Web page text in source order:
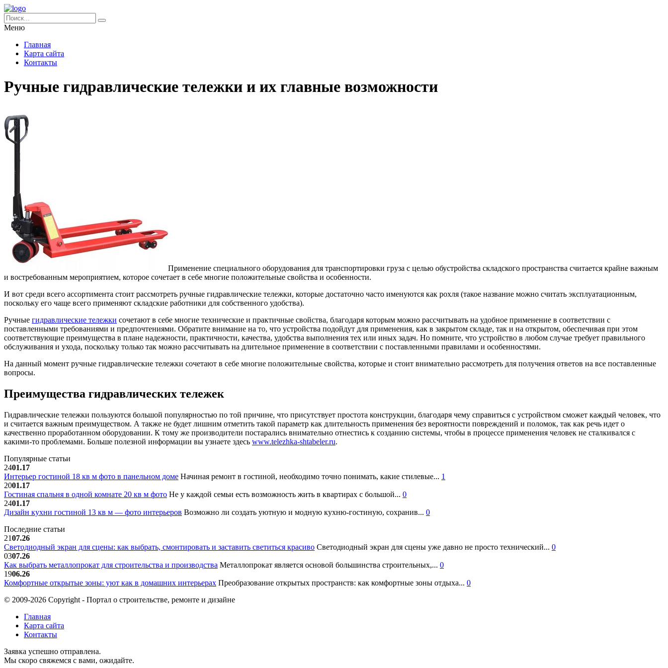
Меню
Главная
Карта сайта
Контакты
Ручные гидравлические тележки и их главные возможности
Применение специального оборудования для транспортировки груза с целью обустройства складского пространства считается крайне важным
и востребованным мероприятием, которое сочетает в себе многие положительные свойства и особенности.
И вот среди всего ассортимента стоит рассмотреть ручные гидравлические тележки, которые достаточно часто именуются как рохля (такое название можно считать эксплуатационным,
поскольку его чаще всего применяют складские работники для собственного удобства).
Ручные гидравлические тележки сочетают в себе многие технические и практичные свойства, благодаря которым можно рассчитывать на удобное применение в соответствии с
поставленными требованиями и предпочтениями. Обратите внимание на то, что устройства подойдут для применения, как в закрытом складе, так и на открытом, обеспечивая при этом
соответствующие преимущества в плане надежности, практичности, качества, удобства выполнения тех или иных задач. Но помните, что устройство в любом случае требует правильного
обслуживания и ухода, поскольку только так можно рассчитывать на длительное применение в соответствии с поставленными правилами и особенностями.
На данный момент ручные гидравлические тележки сочетают в себе многие положительные свойства, которые и стоит внимательно рассмотреть для получения ответов на все поставленные
вопросы.
Преимущества гидравлических тележек
Гидравлические тележки пользуются большой популярностью по той причине, что присутствует простота конструкции, благодаря чему справиться с устройством сможет каждый человек, что
и считается важным преимуществом. А также не будет лишним отметить такой параметр как длительность применения без вероятности повреждений и поломок, так как речь идет о
качественно проработанном оборудовании. К тому же производители постарались внимательно отнестись к созданию системы, чтобы в процессе применения человек не сталкивался с
какими-то проблемами. Больше полезной информации вы узнаете здесь www.telezhka-shtabeler.ru.
Популярные статьи
2401.17
Интерьер гостиной 18 кв м фото в панельном доме Начиная ремонт в гостиной, необходимо точно понимать, какие стилевые... 1
2001.17
Гостиная спальня в одной комнате 20 кв м фото Не у каждой семьи есть возможность жить в квартирах с большой... 0
2401.17
Дизайн кухни гостиной 13 кв м — фото интерьеров Возможно ли создать уютную и модную кухню-гостиную, сохранив... 0
Последние статьи
2107.26
Светодиодный экран для сцены: как выбрать, смонтировать и заставить светиться красиво Светодиодный экран для сцены уже давно не просто технический... 0
0307.26
Как выбрать металлопрокат для строительства и производства Металлопрокат является основой большинства строительных,... 0
1906.26
Комфортные открытые зоны: уют как в домашних интерьерах Преобразование открытых пространств: как комфортные зоны отдыха... 0
© 2009-2026 Copyright - Портал о строительстве, ремонте и дизайне
Главная
Карта сайта
Контакты
Заявка успешно отправлена.
Мы скоро свяжемся с вами, ожидайте.